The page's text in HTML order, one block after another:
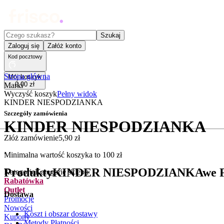
Czego szukasz?
Szukaj
Zaloguj się
Załóż konto
Kod pocztowy
Mój koszyk
0,00 zł
Wyczyść koszykPełny widok
Szczegóły zamówienia
Złóż zamówienie5,90 zł
Minimalna wartość koszyka to 100 zł
KategorieKategorie sklepu
Rabatówka
Outlet
Promocje
Nowości
Kupony
Strona główna
Marki
KINDER NIESPODZIANKA
KINDER NIESPODZIANKA
.
ProduktyKINDER NIESPODZIANKAwe
Dostawa
Koszt i obszar dostawy